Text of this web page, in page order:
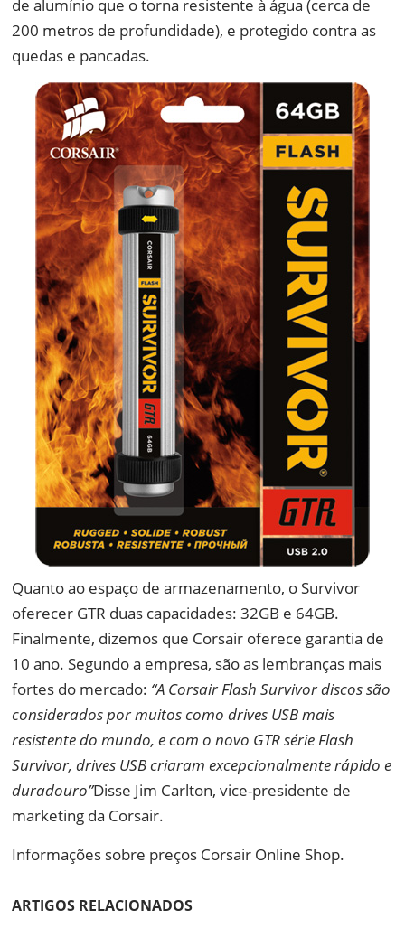
de alumínio que o torna resistente à água (cerca de
200 metros de profundidade), e protegido contra as
quedas e pancadas.
Quanto ao espaço de armazenamento, o Survivor
oferecer GTR duas capacidades: 32GB e 64GB.
Finalmente, dizemos que Corsair oferece garantia de
10 ano. Segundo a empresa, são as lembranças mais
fortes do mercado: “A Corsair Flash Survivor discos são
considerados por muitos como drives USB mais
resistente do mundo, e com o novo GTR série Flash
Survivor, drives USB criaram excepcionalmente rápido e
duradouro”Disse Jim Carlton, vice-presidente de
marketing da Corsair.
Informações sobre preços Corsair Online Shop.
ARTIGOS RELACIONADOS